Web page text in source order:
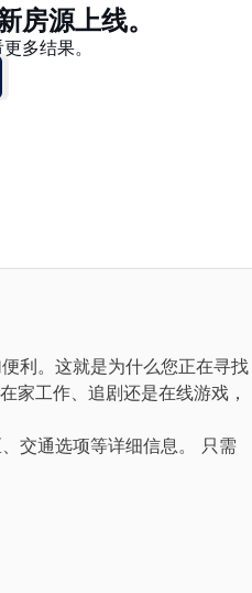
房源上线。
多结果。
利。这就是为什么您正在寻找
家工作、追剧还是在线游戏，
交通选项等详细信息。
只需